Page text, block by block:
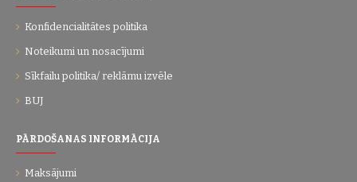
Konfidencialitātes politika
Noteikumi un nosacījumi
Sīkfailu politika/ reklāmu izvēle
BUJ
PĀRDOŠANAS INFORMĀCIJA
Maksājumi